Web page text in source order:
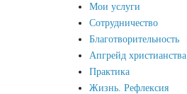
Мои услуги
Сотрудничество
Благотворительность
Апгрейд христианства
Практика
Жизнь. Рефлексия